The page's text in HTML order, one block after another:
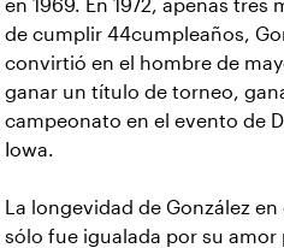
en 1969. En 1972, apenas tres
de cumplir 44cumpleaños,
convirtió en el hombre de
ganar un título de torneo,
campeonato en el evento de
Iowa.
La longevidad de González
sólo fue igualada por su amor